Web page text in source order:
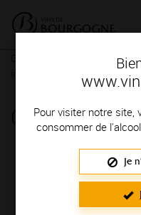
Pour visiter notre site,
consommer de
Je
Chili con